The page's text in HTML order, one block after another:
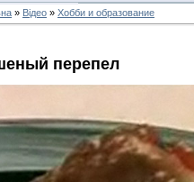
» Відео » Хобби и образование
перепел